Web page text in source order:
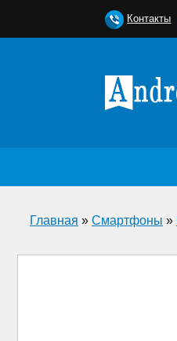
Главная » Смартфоны »
Контакты